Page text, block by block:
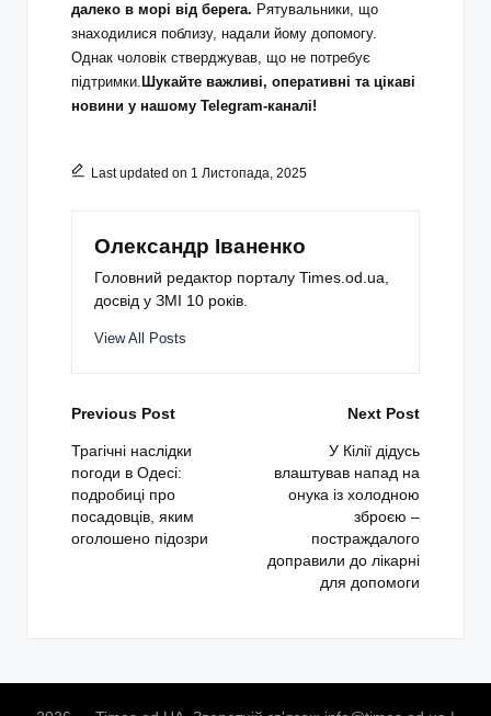
далеко в морі від берега. Рятувальники, що
знаходилися поблизу, надали йому допомогу.
Однак чоловік стверджував, що не потребує
підтримки. Шукайте важливі, оперативні та цікаві
новини у нашому Telegram-каналі!
Last updated on 1 Листопада, 2025
Олександр Іваненко
Головний редактор порталу Times.od.ua,
досвід у ЗМІ 10 років.
View All Posts
Post
navigation
Previous Post
Трагічні наслідки
погоди в Одесі:
подробиці про
посадовців, яким
оголошено підозри
Next Post
У Кілії дідусь
влаштував напад на
онука із холодною
зброєю –
постраждалого
доправили до лікарні
для допомоги